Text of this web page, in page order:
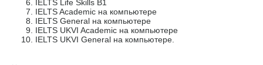
IELTS Life Skills B1
IELTS Academic на компьютере
IELTS General на компьютере
IELTS UKVI Academic на компьютере
IELTS UKVI General на компьютере.